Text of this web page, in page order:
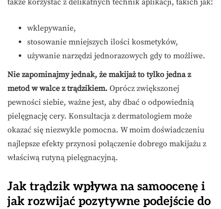
także korzystać z delikatnych technik aplikacji, takich jak:
wklepywanie,
stosowanie mniejszych ilości kosmetyków,
używanie narzędzi jednorazowych gdy to możliwe.
Nie zapominajmy jednak, że makijaż to tylko jedna z
metod w walce z trądzikiem. Oprócz zwiększonej
pewności siebie, ważne jest, aby dbać o odpowiednią
pielęgnację cery. Konsultacja z dermatologiem może
okazać się niezwykle pomocna. W moim doświadczeniu
najlepsze efekty przynosi połączenie dobrego makijażu z
właściwą rutyną pielęgnacyjną.
Jak trądzik wpływa na samoocenę i
jak rozwijać pozytywne podejście do